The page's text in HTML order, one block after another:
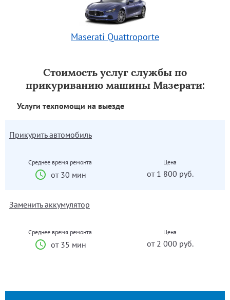
Maserati Quattroporte
Стоимость услуг службы по
прикуриванию машины Мазерати:
Услуги техпомощи на выезде
Прикурить автомобиль
Среднее время ремонта
от 30 мин
Цена
от 1 800 руб.
Заменить аккумулятор
Среднее время ремонта
от 35 мин
Цена
от 2 000 руб.